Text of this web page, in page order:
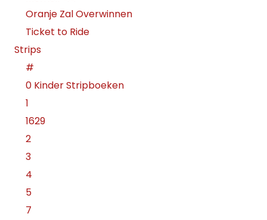
Oranje Zal Overwinnen
Ticket to Ride
Strips
#
0 Kinder Stripboeken
1
1629
2
3
4
5
7